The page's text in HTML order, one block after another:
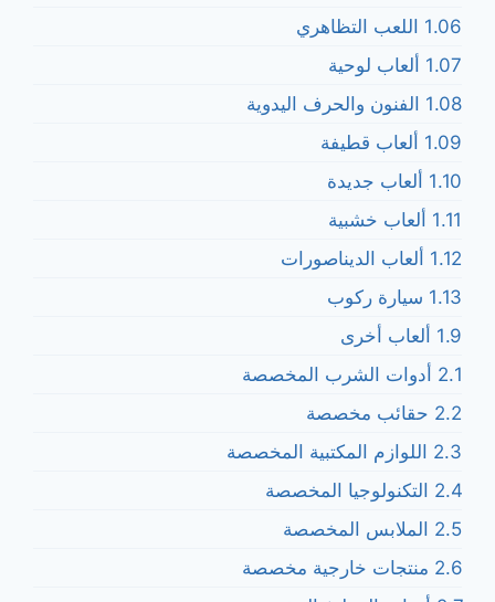
1.06 اللعب التظاهري
1.07 ألعاب لوحية
1.08 الفنون والحرف اليدوية
1.09 ألعاب قطيفة
1.10 ألعاب جديدة
1.11 ألعاب خشبية
1.12 ألعاب الديناصورات
1.13 سيارة ركوب
1.9 ألعاب أخرى
2.1 أدوات الشرب المخصصة
2.2 حقائب مخصصة
2.3 اللوازم المكتبية المخصصة
2.4 التكنولوجيا المخصصة
2.5 الملابس المخصصة
2.6 منتجات خارجية مخصصة